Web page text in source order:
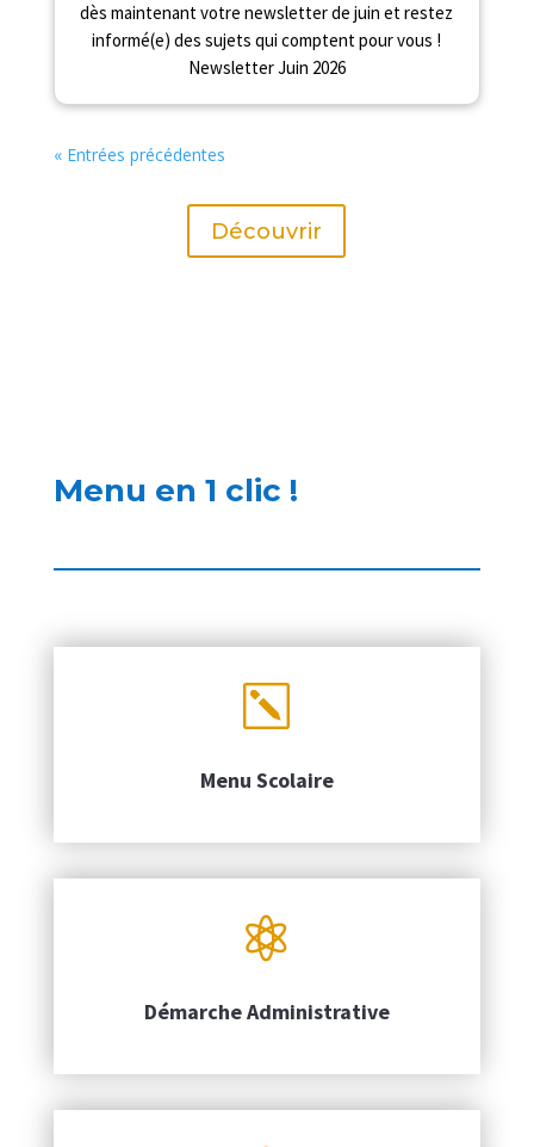
dès maintenant votre newsletter de juin et restez
informé(e) des sujets qui comptent pour vous !
Newsletter Juin 2026
« Entrées précédentes
Découvrir
Menu en 1 clic !
k
Menu Scolaire

Démarche Administrative